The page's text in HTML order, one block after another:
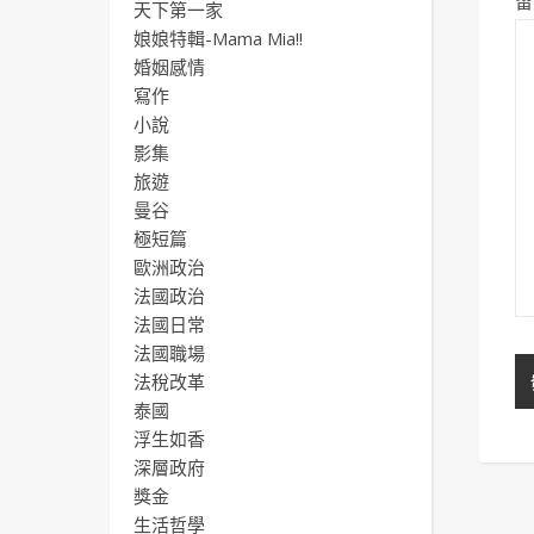
天下第一家
娘娘特輯-Mama Mia!!
婚姻感情
寫作
小說
影集
旅遊
曼谷
極短篇
歐洲政治
法國政治
法國日常
法國職場
法稅改革
泰國
浮生如香
深層政府
獎金
生活哲學